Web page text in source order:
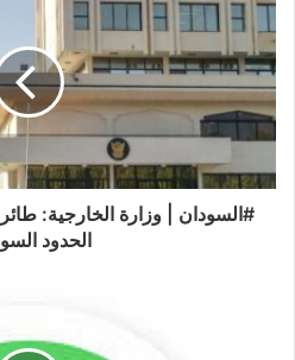
#السودان | وزارة الخارجية:
الحدود